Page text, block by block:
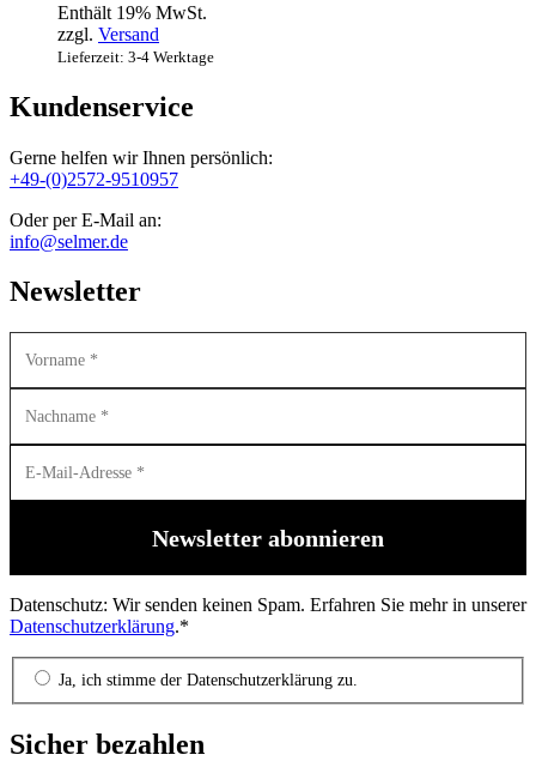
Enthält 19% MwSt.
zzgl. Versand
Lieferzeit: 3-4 Werktage
Kundenservice
Gerne helfen wir Ihnen persönlich:
+49-(0)2572-9510957
Oder per E-Mail an:
info@selmer.de
Newsletter
Datenschutz: Wir senden keinen Spam. Erfahren Sie mehr in unserer
Datenschutzerklärung.*
Ja, ich stimme der Datenschutzerklärung zu.
Sicher bezahlen